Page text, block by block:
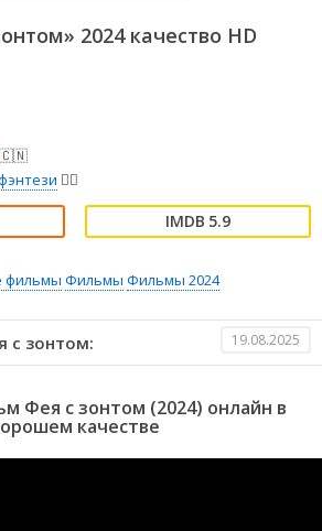
2024 качество HD
🇨🇳
🧝‍♂️
5.9
фильмы Фильмы Фильмы 2024
с зонтом: 19.08.2025
Фея с зонтом (2024) онлайн в
качестве